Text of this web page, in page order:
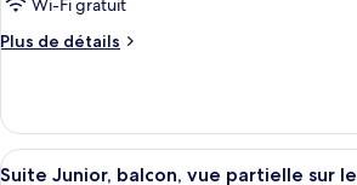
le
chambre :
Chambre
vue
partielle
Plus de détails
Plus
le
type
de
Afficher
Une
5
Suite Junior, balcon, vue partielle sur